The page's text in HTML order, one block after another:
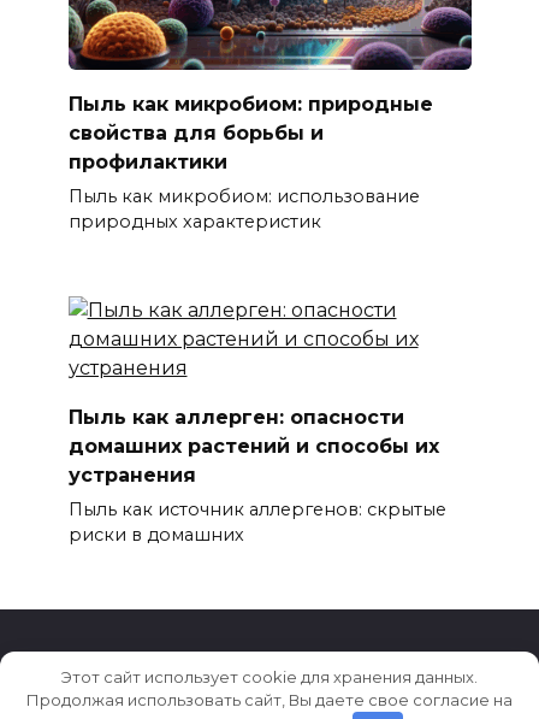
Пыль как микробиом: природные
свойства для борьбы и
профилактики
Пыль как микробиом: использование
природных характеристик
Пыль как аллерген: опасности
домашних растений и способы их
устранения
Пыль как источник аллергенов: скрытые
риски в домашних
© 2026 Клининг 2050
Этот сайт использует cookie для хранения данных.
Продолжая использовать сайт, Вы даете свое согласие на